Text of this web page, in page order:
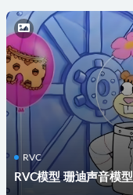
RVC
RVC模型 珊迪声音模型